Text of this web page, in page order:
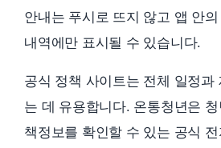
안내는 푸시로 뜨지 않고 앱 안
내역에만 표시될 수 있습니다.
공식 정책 사이트는 전체 일정과
는 데 유용합니다. 온통청년은
책정보를 확인할 수 있는 공식